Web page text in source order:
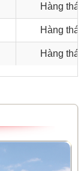
Hàng
Hàng
Hàng